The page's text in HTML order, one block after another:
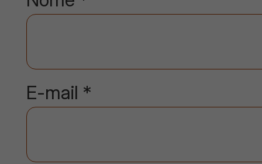
E-mail *